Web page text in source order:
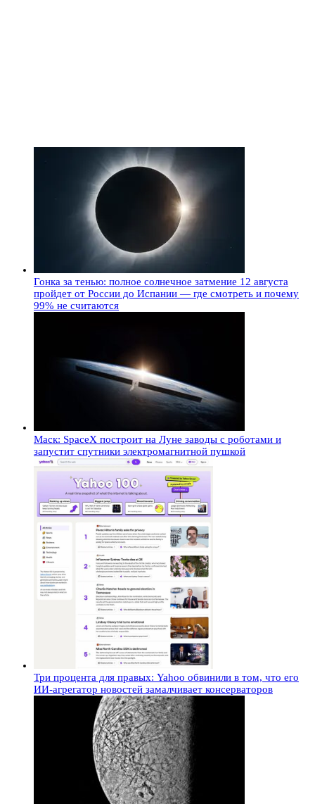
Гонка за тенью: полное солнечное затмение 12 августа
пройдет от России до Испании — где смотреть и почему
99% не считаются
Маск: SpaceX построит на Луне заводы с роботами и
запустит спутники электромагнитной пушкой
Три процента для правых: Yahoo обвинили в том, что его
ИИ-агрегатор новостей замалчивает консерваторов